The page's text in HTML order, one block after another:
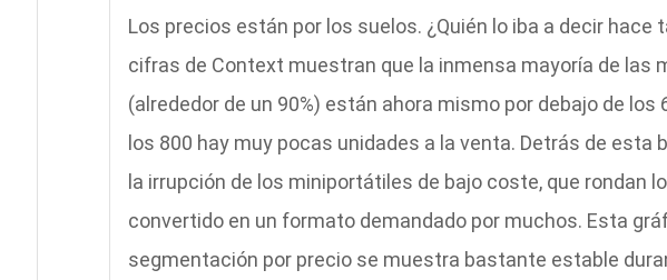
Los precios están por los suelos. ¿Quién lo iba a decir hace
cifras de Context muestran que la inmensa mayoría de las
(alrededor de un 90%) están ahora mismo por debajo de los
los 800 hay muy pocas unidades a la venta. Detrás de esta
la irrupción de los miniportátiles de bajo coste, que rondan
convertido en un formato demandado por muchos. Esta
segmentación por precio se muestra bastante estable